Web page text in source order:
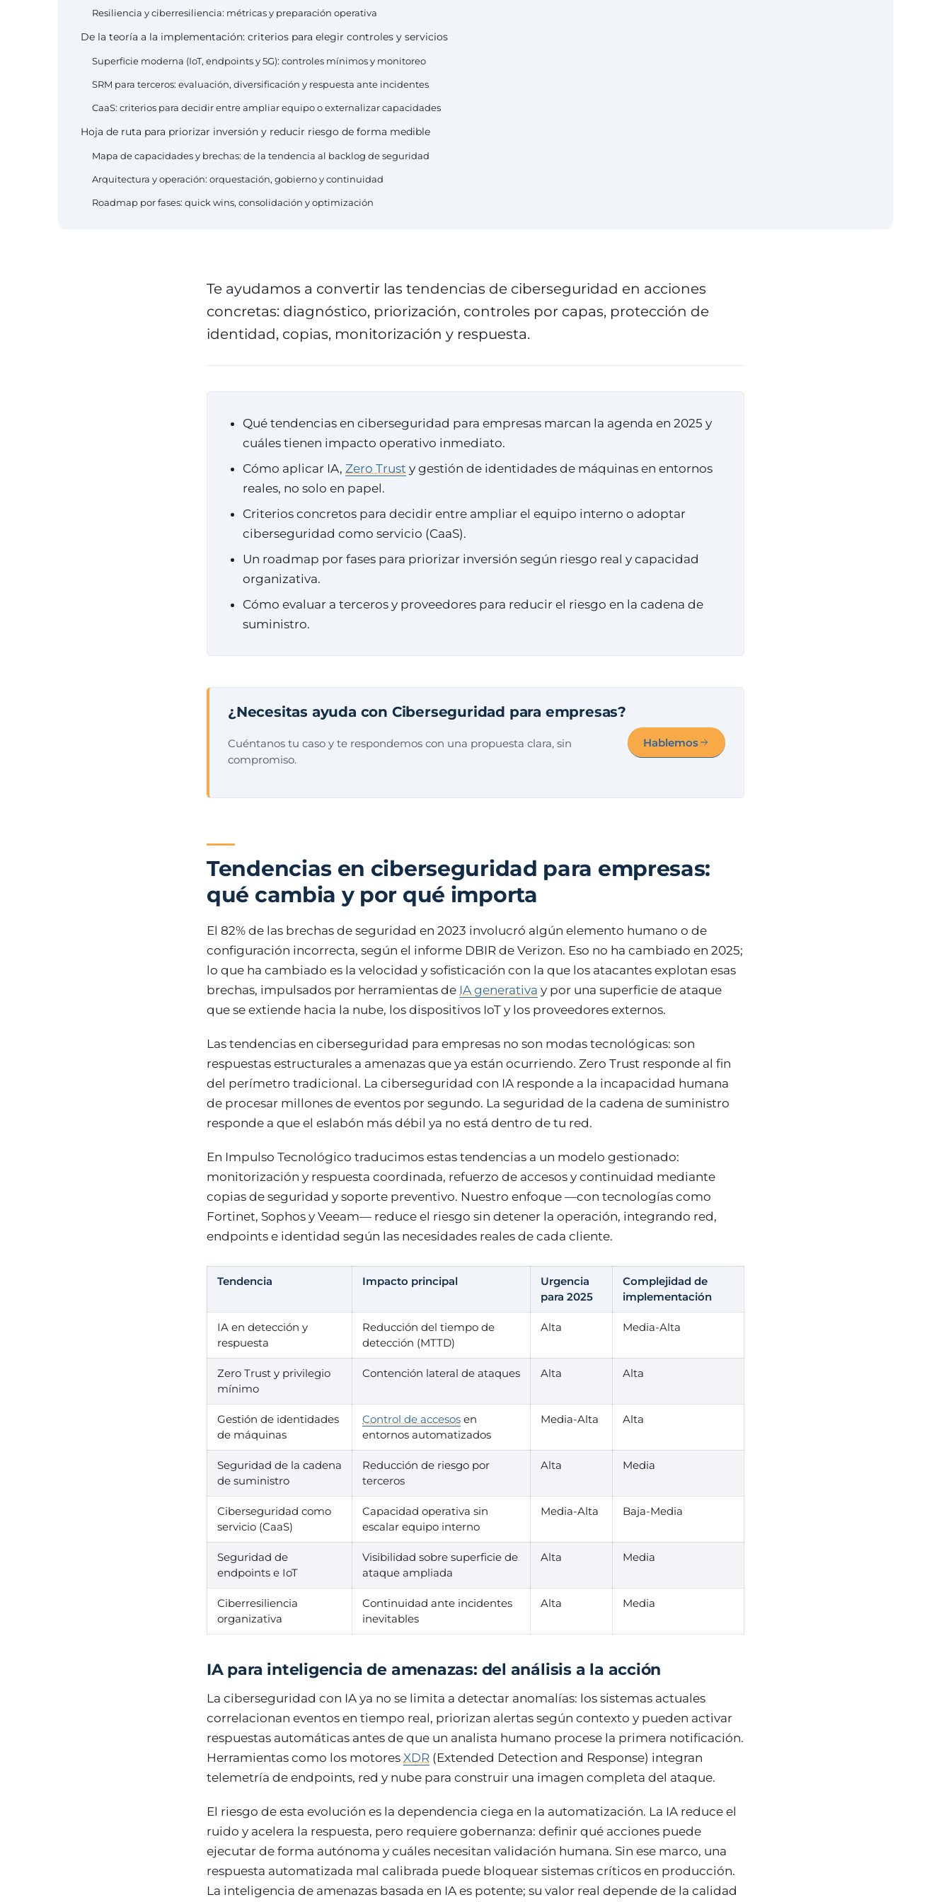
Resiliencia y ciberresiliencia: métricas y preparación operativa
De la teoría a la implementación: criterios para elegir controles y servicios
Superficie moderna (IoT, endpoints y 5G): controles mínimos y monitoreo
SRM para terceros: evaluación, diversificación y respuesta ante incidentes
CaaS: criterios para decidir entre ampliar equipo o externalizar capacidades
Hoja de ruta para priorizar inversión y reducir riesgo de forma medible
Mapa de capacidades y brechas: de la tendencia al backlog de seguridad
Arquitectura y operación: orquestación, gobierno y continuidad
Roadmap por fases: quick wins, consolidación y optimización
Te ayudamos a convertir las tendencias de ciberseguridad en acciones
concretas: diagnóstico, priorización, controles por capas, protección de
identidad, copias, monitorización y respuesta.
Qué tendencias en ciberseguridad para empresas marcan la agenda en 2025 y
cuáles tienen impacto operativo inmediato.
Cómo aplicar IA, Zero Trust y gestión de identidades de máquinas en entornos
reales, no solo en papel.
Criterios concretos para decidir entre ampliar el equipo interno o adoptar
ciberseguridad como servicio (CaaS).
Un roadmap por fases para priorizar inversión según riesgo real y capacidad
organizativa.
Cómo evaluar a terceros y proveedores para reducir el riesgo en la cadena de
suministro.
¿Necesitas ayuda con Ciberseguridad para empresas?
Cuéntanos tu caso y te respondemos con una propuesta clara, sin
compromiso.
Hablemos
Tendencias en ciberseguridad para empresas:
qué cambia y por qué importa
El 82% de las brechas de seguridad en 2023 involucró algún elemento humano o de
configuración incorrecta, según el informe DBIR de Verizon. Eso no ha cambiado en 2025;
lo que ha cambiado es la velocidad y sofisticación con la que los atacantes explotan esas
brechas, impulsados por herramientas de IA generativa y por una superficie de ataque
que se extiende hacia la nube, los dispositivos IoT y los proveedores externos.
Las tendencias en ciberseguridad para empresas no son modas tecnológicas: son
respuestas estructurales a amenazas que ya están ocurriendo. Zero Trust responde al fin
del perímetro tradicional. La ciberseguridad con IA responde a la incapacidad humana
de procesar millones de eventos por segundo. La seguridad de la cadena de suministro
responde a que el eslabón más débil ya no está dentro de tu red.
En Impulso Tecnológico traducimos estas tendencias a un modelo gestionado:
monitorización y respuesta coordinada, refuerzo de accesos y continuidad mediante
copias de seguridad y soporte preventivo. Nuestro enfoque —con tecnologías como
Fortinet, Sophos y Veeam— reduce el riesgo sin detener la operación, integrando red,
endpoints e identidad según las necesidades reales de cada cliente.
Tendencia Impacto principal
Urgencia
para 2025
Complejidad de
implementación
IA en detección y
respuesta
Reducción del tiempo de
detección (MTTD)
Alta Media-Alta
Zero Trust y privilegio
mínimo
Contención lateral de ataques Alta Alta
Gestión de identidades
de máquinas
Control de accesos en
entornos automatizados
Media-Alta Alta
Seguridad de la cadena
de suministro
Reducción de riesgo por
terceros
Alta Media
Ciberseguridad como
servicio (CaaS)
Capacidad operativa sin
escalar equipo interno
Media-Alta Baja-Media
Seguridad de
endpoints e IoT
Visibilidad sobre superficie de
ataque ampliada
Alta Media
Ciberresiliencia
organizativa
Continuidad ante incidentes
inevitables
Alta Media
IA para inteligencia de amenazas: del análisis a la acción
La ciberseguridad con IA ya no se limita a detectar anomalías: los sistemas actuales
correlacionan eventos en tiempo real, priorizan alertas según contexto y pueden activar
respuestas automáticas antes de que un analista humano procese la primera notificación.
Herramientas como los motores XDR (Extended Detection and Response) integran
telemetría de endpoints, red y nube para construir una imagen completa del ataque.
El riesgo de esta evolución es la dependencia ciega en la automatización. La IA reduce el
ruido y acelera la respuesta, pero requiere gobernanza: definir qué acciones puede
ejecutar de forma autónoma y cuáles necesitan validación humana. Sin ese marco, una
respuesta automatizada mal calibrada puede bloquear sistemas críticos en producción.
La inteligencia de amenazas basada en IA es potente; su valor real depende de la calidad